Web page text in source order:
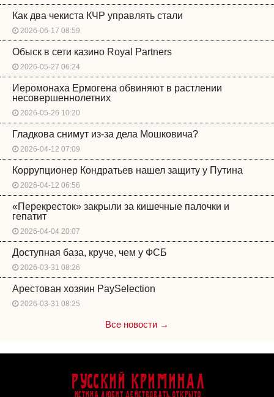
Как два чекиста КЧР управлять стали
2026-06-17 08:59
Обыск в сети казино Royal Partners
2026-05-27 06:24
Иеромонаха Ермогена обвиняют в растлении
несовершеннолетних
2026-05-26 10:20
Гладкова снимут из-за дела Мошковича?
2026-04-12 07:09
Коррупционер Кондратьев нашел защиту у Путина
2026-04-12 06:56
«Перекресток» закрыли за кишечные палочки и
гепатит
2026-04-04 20:07
Доступная база, круче, чем у ФСБ
2026-03-31 08:26
Арестован хозяин PaySelection
2026-03-31 08:25
Все новости →
Русский Криминал
Истина любит действовать открыто